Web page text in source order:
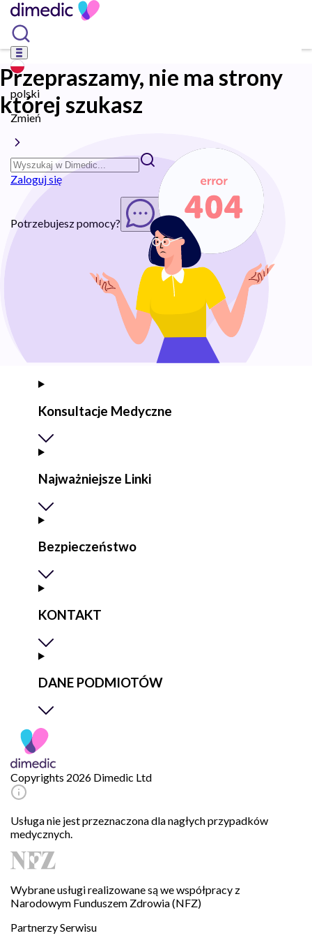
polski
Zmień
Zaloguj się
Potrzebujesz pomocy? Rozpocznij chat
Przepraszamy, nie ma strony
której szukasz
Konsultacje Medyczne
Najważniejsze Linki
Bezpieczeństwo
KONTAKT
DANE PODMIOTÓW
Copyrights 2026 Dimedic Ltd
Usługa nie jest przeznaczona dla nagłych przypadków
medycznych.
Wybrane usługi realizowane są we współpracy z
Narodowym Funduszem Zdrowia (NFZ)
Partnerzy Serwisu